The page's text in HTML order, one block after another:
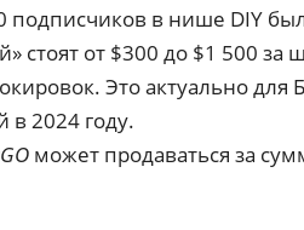
подписчиков в нише DIY
стоят от $300 до $1 500 за
Это актуально для
в 2024 году.
может продаваться за